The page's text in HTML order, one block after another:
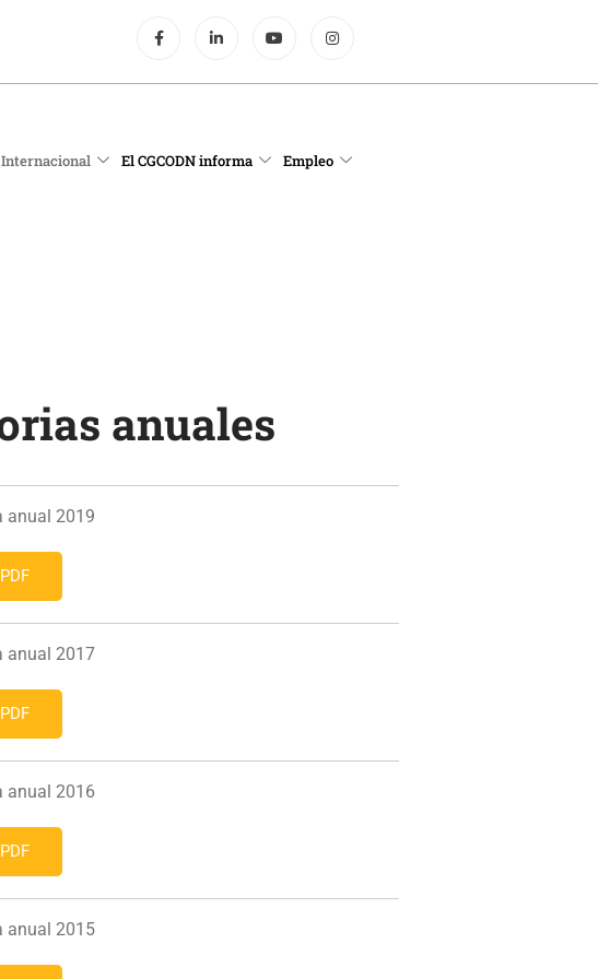
Internacional El CGCODN informa Empleo
anuales
anual 2019
anual 2017
anual 2016
anual 2015